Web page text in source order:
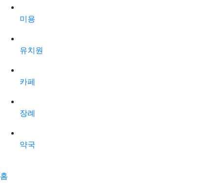
미용
유치원
카페
장례
약국
홈